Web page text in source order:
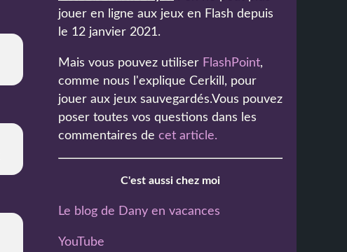
jouer en ligne aux jeux en Flash depuis
le 12 janvier 2021.
Mais vous pouvez utiliser FlashPoint,
comme nous l'explique Cerkill, pour
jouer aux jeux sauvegardés.Vous pouvez
poser toutes vos questions dans les
commentaires de cet article.
C'est aussi chez moi
Le blog de Dany en vacances
YouTube